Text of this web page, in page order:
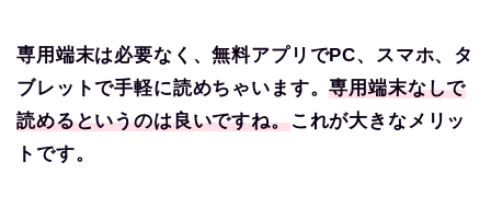
専用端末は必要なく、無料アプリでPC、スマホ、タ
ブレットで手軽に読めちゃいます。専用端末なしで
読めるというのは良いですね。これが大きなメリッ
トです。